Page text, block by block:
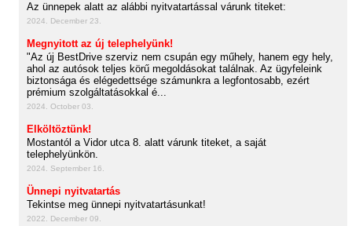
Az ünnepek alatt az alábbi nyitvatartással várunk titeket:
2024. December 23.
Megnyitott az új telephelyünk!
"Az új BestDrive szerviz nem csupán egy műhely, hanem egy hely,
ahol az autósok teljes körű megoldásokat találnak. Az ügyfeleink
biztonsága és elégedettsége számunkra a legfontosabb, ezért
prémium szolgáltatásokkal é...
2024. October 03.
Elköltöztünk!
Mostantól a Vidor utca 8. alatt várunk titeket, a saját
telephelyünkön.
2024. September 16.
Ünnepi nyitvatartás
Tekintse meg ünnepi nyitvatartásunkat!
2022. December 09.